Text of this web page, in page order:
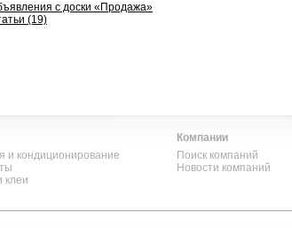
с доски «Продажа»
(19)
и кондиционирование
клеи
Компании
Поиск компаний
Новости компаний